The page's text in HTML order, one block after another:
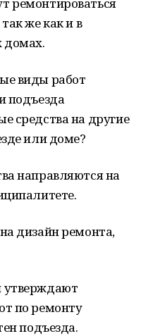
же как и в
домах.
виды работ
подъезда
средства на другие
или доме?
направляются на
дизайн ремонта,
утверждают
по ремонту
подъезда.